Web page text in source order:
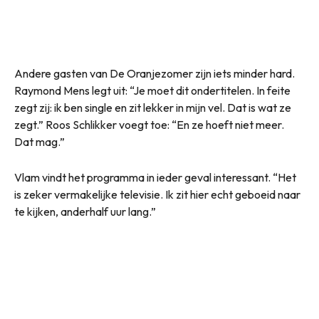
Andere gasten van De Oranjezomer zijn iets minder hard.
Raymond Mens legt uit: “Je moet dit ondertitelen. In feite
zegt zij: ik ben single en zit lekker in mijn vel. Dat is wat ze
zegt.” Roos Schlikker voegt toe: “En ze hoeft niet meer.
Dat mag.”
Vlam vindt het programma in ieder geval interessant. “Het
is zeker vermakelijke televisie. Ik zit hier echt geboeid naar
te kijken, anderhalf uur lang.”